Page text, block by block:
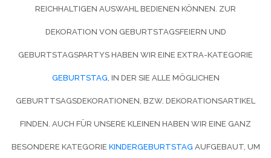
ICHHALTIGEN AUSWAHL BEDIENEN KÖNNEN. ZUR DE
KORATION VON GEBURTSTAGSFEIERN UND GE
BURTSTAGSPARTYS HABEN WIR EINE EXTRA-KATEGORIE
GEBURTSTAG , IN DER SIE ALLE MÖGLICHEN
GEBURTTSAGSDEKORATIONEN, BZW. DEKORATIONSARTIKEL
FINDEN. AUCH FÜR UNSERE KLEINEN HABEN WIR EINE GANZ
BESONDERE KATEGORIE KINDERGEBURTSTAG AUFGEBAUT, UM